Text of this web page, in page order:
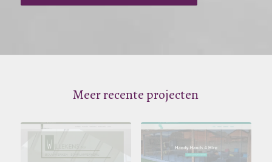
Meer recente projecten